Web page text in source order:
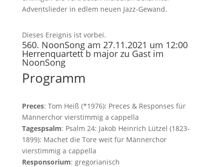
Adventslieder in edlem neuen Jazz-Gewand.
Dieses Ereignis ist vorbei.
560. NoonSong am 27.11.2021 um 12:00
Herrenquartett b major zu Gast im
NoonSong
Programm
Preces: Tom Heiß (*1976): Preces & Responses für
Männerchor vierstimmig a cappella
Tagespsalm: Psalm 24: Jakob Heinrich Lützel (1823-
1899): Machet die Tore weit für Männerchor
vierstimmig a cappella
Responsorium: gregorianisch